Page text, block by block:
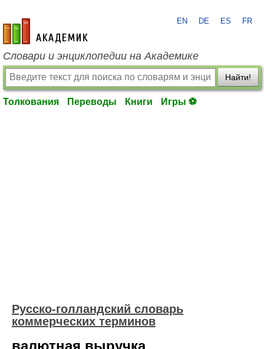
academic.ru
EN DE ES FR
Словари и энциклопедии на Академике
Найти!
Толкования Переводы Книги Игры ⚽
Русско-голландский словарь
коммерческих терминов
валютная выручка